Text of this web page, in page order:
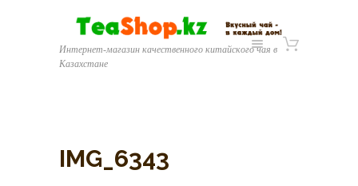
Интернет-магазин качественного китайского чая в
Казахстане
IMG_6343